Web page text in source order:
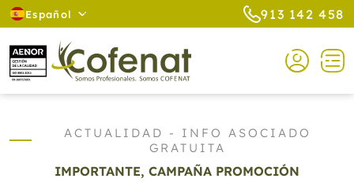
Español 913 142 458
ACTUALIDAD - INFO ASOCIADO
GRATUITA
IMPORTANTE, CAMPAÑA PROMOCIÓN